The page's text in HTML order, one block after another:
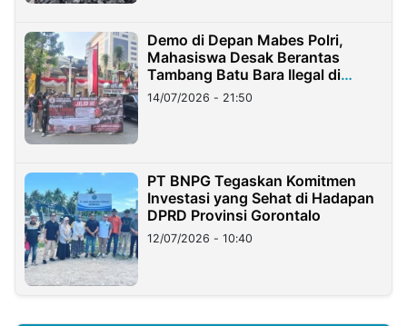
Demo di Depan Mabes Polri,
Mahasiswa Desak Berantas
Tambang Batu Bara Ilegal di
Lampung
14/07/2026 - 21:50
PT BNPG Tegaskan Komitmen
Investasi yang Sehat di Hadapan
DPRD Provinsi Gorontalo
12/07/2026 - 10:40